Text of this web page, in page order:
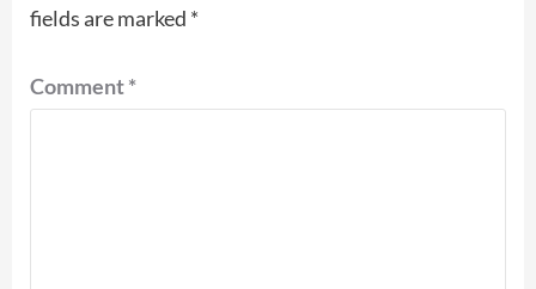
fields are marked *
Comment*